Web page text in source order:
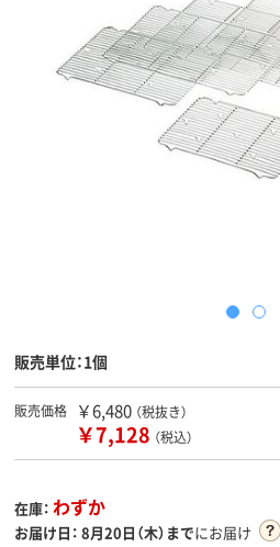
販売単位：1個
販売価格 ￥6,480 （税抜き）
￥7,128 （税込）
在庫： わずか
お届け日： 8月20日（木）までにお届け